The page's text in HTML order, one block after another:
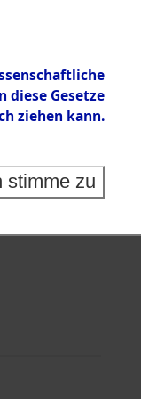
diese Gesetze
ziehen kann.
stimme zu